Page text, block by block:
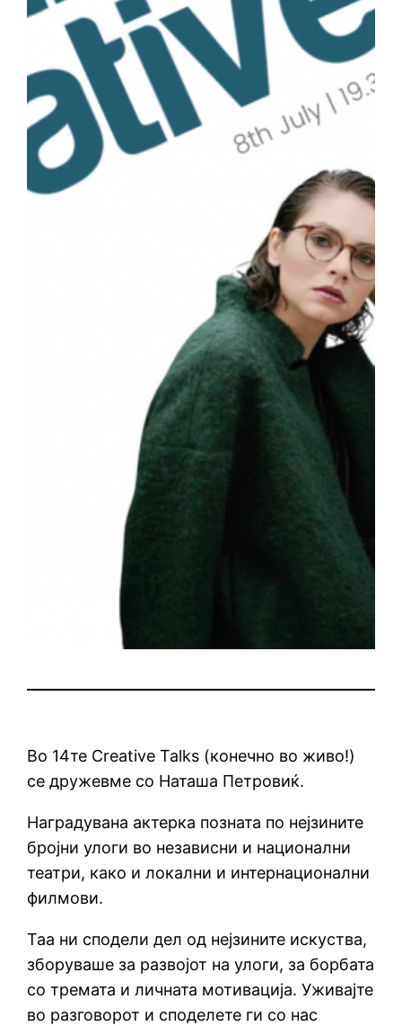
Во 14те Creative Talks (конечно во живо!)
се дружевме со Наташа Петровиќ.
Наградувана актерка позната по нејзините
бројни улоги во независни и национални
театри, како и локални и интернационални
филмови.
Таа ни сподели дел од нејзините искуства,
зборуваше за развојот на улоги, за борбата
со тремата и личната мотивација. Уживајте
во разговорот и споделете ги со нас